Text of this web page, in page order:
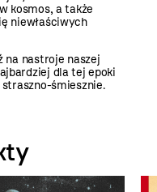
kosmos, a także
niewłaściwych
nastroje naszej
dla tej epoki
śmiesznie.